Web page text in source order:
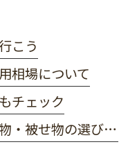
こう
相場について
チェック
希望と予算に合った歯の詰め物・被せ物の選び方とは？